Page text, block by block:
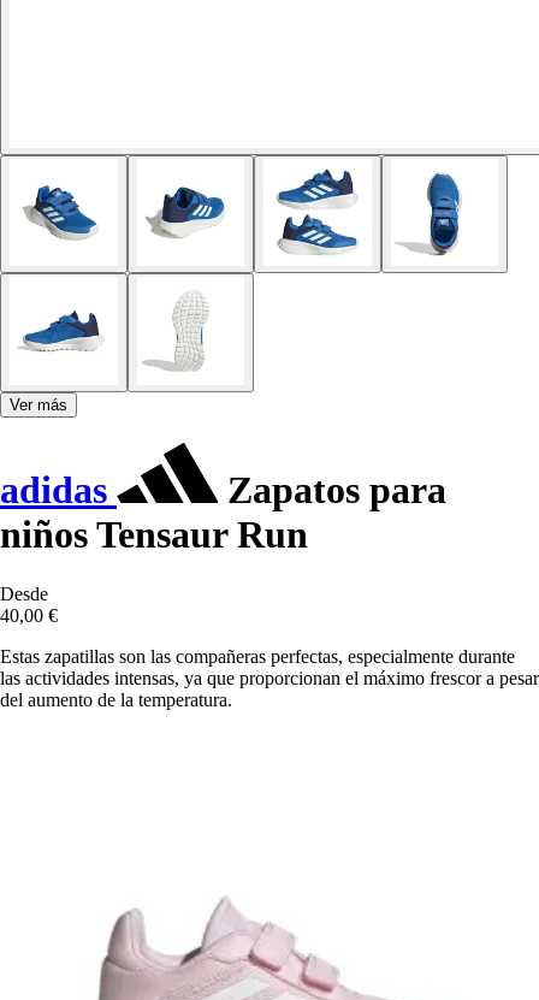
Ver más
adidas
Zapatos para
niños Tensaur Run
Desde
40,00 €
Estas zapatillas son las compañeras perfectas, especialmente durante
las actividades intensas, ya que proporcionan el máximo frescor a pesar
del aumento de la temperatura.